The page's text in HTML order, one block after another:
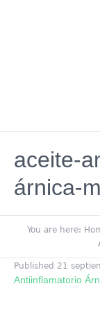
aceite-
árnica-
You are here:
Published 21
Antiinflamatorio